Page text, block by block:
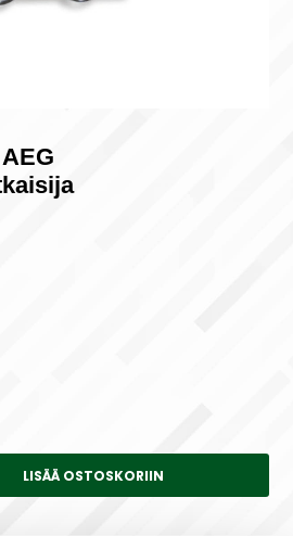
LISÄÄ OSTOSKORIIN